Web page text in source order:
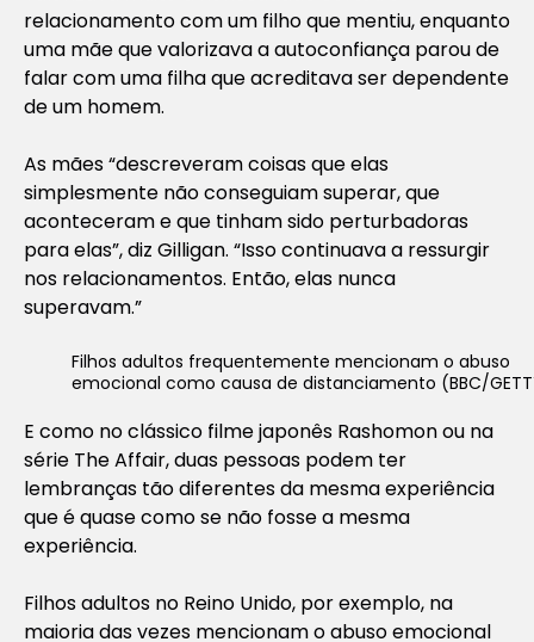
relacionamento com um filho que mentiu, enquanto
uma mãe que valorizava a autoconfiança parou de
falar com uma filha que acreditava ser dependente
de um homem.
As mães “descreveram coisas que elas
simplesmente não conseguiam superar, que
aconteceram e que tinham sido perturbadoras
para elas”, diz Gilligan. “Isso continuava a ressurgir
nos relacionamentos. Então, elas nunca
superavam.”
Filhos adultos frequentemente mencionam o abuso
emocional como causa de distanciamento (BBC/
E como no clássico filme japonês Rashomonou na
série The Affair, duas pessoas podem ter
lembranças tão diferentes da mesma experiência
que é quase como se não fosse a mesma
experiência.
Filhos adultos no Reino Unido, por exemplo, na
maioria das vezes mencionam o abuso emocional